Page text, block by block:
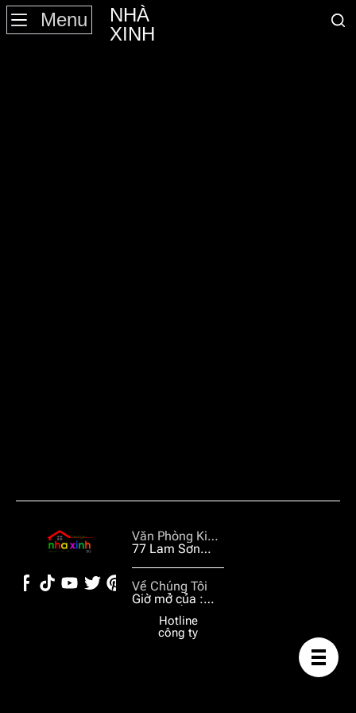
Menu
NHÀ
XINH
Văn Phòng Kiến
Trúc
77 Lam Sơn
Về Chúng Tôi
Giờ mở của :
07:30 đến
17:00 hằng
ngày từ thứ 2
Hotline
công ty